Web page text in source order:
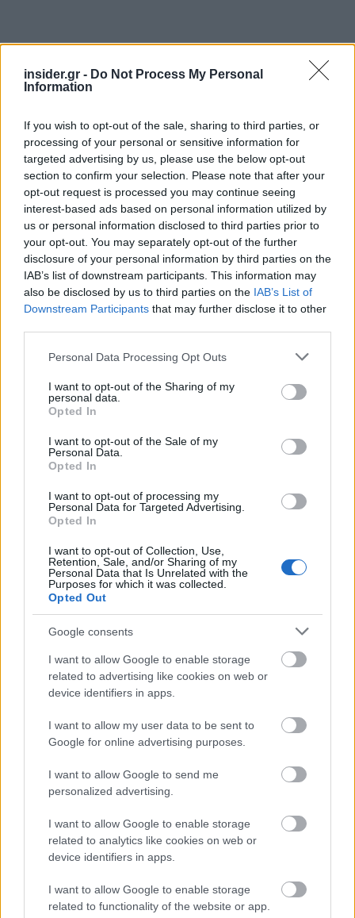
insider.gr - Do Not Process My Personal
Information
If you wish to opt-out of the sale, sharing to third parties, or
processing of your personal or sensitive information for
targeted advertising by us, please use the below opt-out
section to confirm your selection. Please note that after your
opt-out request is processed you may continue seeing
interest-based ads based on personal information utilized by
us or personal information disclosed to third parties prior to
your opt-out. You may separately opt-out of the further
disclosure of your personal information by third parties on the
IAB’s list of downstream participants. This information may
also be disclosed by us to third parties on the IAB’s List of
Downstream Participants that may further disclose it to other
Please note that this website/app uses one or more Google
not limited to your visit or usage behaviour. You may click to
grant or deny consent to Google and its third-party tags to
use your data for below specified purposes in below Google
consent section.
Personal Data Processing Opt Outs
I want to opt-out of the Sharing of my
personal data.
Opted In
I want to opt-out of the Sale of my
Personal Data.
Opted In
I want to opt-out of processing my
Personal Data for Targeted Advertising.
Opted In
I want to opt-out of Collection, Use,
Retention, Sale, and/or Sharing of my
Personal Data that Is Unrelated with the
Purposes for which it was collected.
Opted Out
Google consents
I want to allow Google to enable storage
related to advertising like cookies on web or
device identifiers in apps.
I want to allow my user data to be sent to
Google for online advertising purposes.
I want to allow Google to send me
personalized advertising.
I want to allow Google to enable storage
related to analytics like cookies on web or
device identifiers in apps.
I want to allow Google to enable storage
related to functionality of the website or app.
Οι δοκιμές λειτουργίας του Υβριδικού Σταθμού
ξεκίνησαν τονΙούλιο του 2025
και η κανονική
λειτουργία του τέθηκε σε εφαρμογή τον
Νοέμβριο του ίδιου έτους. Η πολύτιμη
τεχνογνωσία που απέκτησε ο ΔΕΔΔΗΕ μέσα από
προϋποθέσεις για την ανάπτυξη αντίστοιχων
έργων υψηλής διείσδυσης ΑΠΕ και Υβριδικών
Σταθμών στα Μη Διασυνδεδεμένα Νησιά,
επιταχύνοντας την ενεργειακή μετάβαση και
ενισχύοντας τη βιώσιμη ανάπτυξη της νησιωτικής
Ελλάδας.
Το έργο του Αγίου Ευστρατίου αποδεικνύει
έμπρακτα ότι, με καινοτόμες τεχνολογίες,
προηγμένα συστήματα διαχείρισης και υψηλή
τεχνογνωσία, ο ΔΕΔΔΗΕ συμβάλλει καθοριστικά
στη δημιουργία ενός σύγχρονου, αξιόπιστου και
μέλλοντος για τα ελληνικά νησιά.